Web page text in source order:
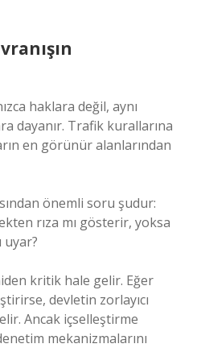
haklara değil, aynı
dayanır. Trafik kurallarına
en görünür alanlarından
önemli soru şudur:
rıza mı gösterir, yoksa
uyar?
kritik hale gelir. Eğer
devletin zorlayıcı
Ancak içselleştirme
mekanizmalarını